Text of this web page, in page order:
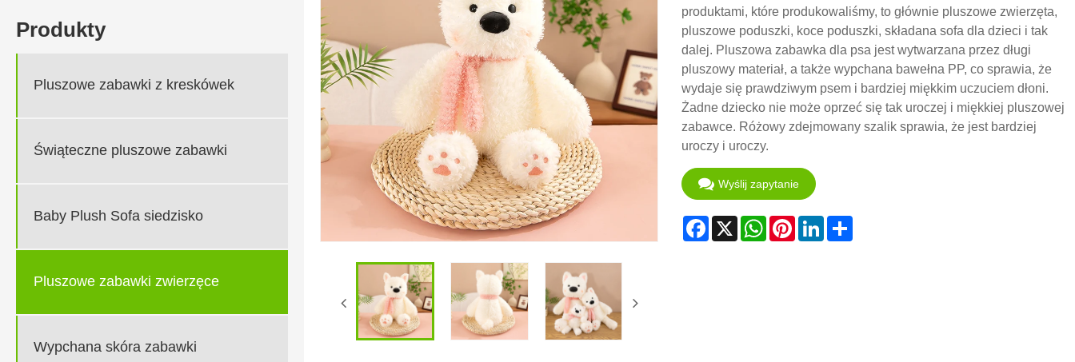
Produkty
Pluszowe zabawki z kreskówek
Świąteczne pluszowe zabawki
Baby Plush Sofa siedzisko
Pluszowe zabawki zwierzęce
Wypchana skóra zabawki
produktami, które produkowaliśmy, to głównie pluszowe zwierzęta,
pluszowe poduszki, koce poduszki, składana sofa dla dzieci i tak
dalej. Pluszowa zabawka dla psa jest wytwarzana przez długi
pluszowy materiał, a także wypchana bawełna PP, co sprawia, że ​​
wydaje się prawdziwym psem i bardziej miękkim uczuciem dłoni.
Żadne dziecko nie może oprzeć się tak uroczej i miękkiej pluszowej
zabawce. Różowy zdejmowany szalik sprawia, że ​​jest bardziej
uroczy i uroczy.
Wyślij zapytanie
Facebook
X WhatsApp
PinterestLinkedInShare